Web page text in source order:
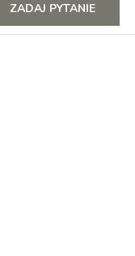
ZADAJ PYTANIE